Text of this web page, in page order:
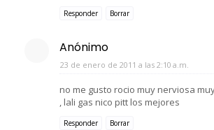
Responder Borrar
Anónimo
23 de enero de 2011 a las 2:10 a.m.
no me gusto rocio muy nerviosa
, lali gas nico pitt los mejores
Responder Borrar